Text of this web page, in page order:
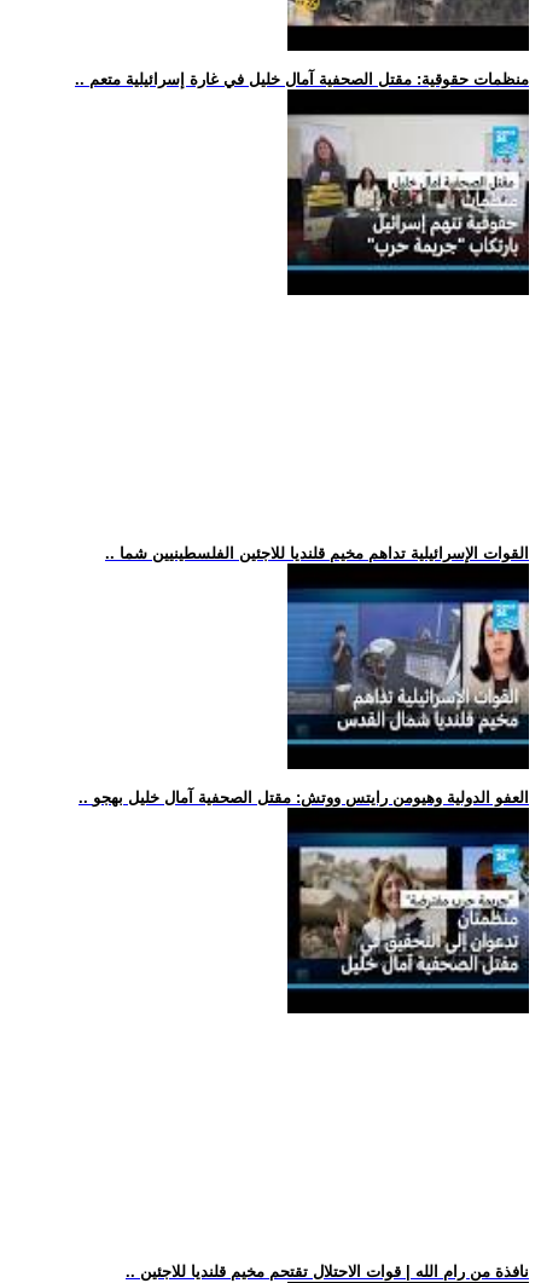
.. منظمات حقوقية: مقتل الصحفية آمال خليل في غارة إسرائيلية متعم
.. القوات الإسرائيلية تداهم مخيم قلنديا للاجئين الفلسطينيين شما
.. العفو الدولية وهيومن رايتس ووتش: مقتل الصحفية آمال خليل بهجو
.. نافذة من رام الله | قوات الاحتلال تقتحم مخيم قلنديا للاجئين